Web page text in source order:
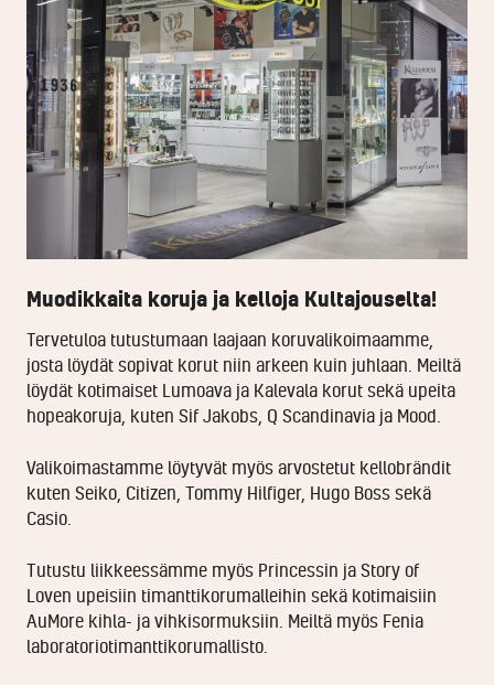
Muodikkaita koruja ja kelloja Kultajouselta!
Tervetuloa tutustumaan laajaan koruvalikoimaamme,
josta löydät sopivat korut niin arkeen kuin juhlaan. Meiltä
löydät kotimaiset Lumoava ja Kalevala korut sekä upeita
hopeakoruja, kuten Sif Jakobs, Q Scandinavia ja Mood.
Valikoimastamme löytyvät myös arvostetut kellobrändit
kuten Seiko, Citizen, Tommy Hilfiger, Hugo Boss sekä
Casio.
Tutustu liikkeessämme myös Princessin ja Story of
Loven upeisiin timanttikorumalleihin sekä kotimaisiin
AuMore kihla- ja vihkisormuksiin. Meiltä myös Fenia
laboratoriotimanttikorumallisto.